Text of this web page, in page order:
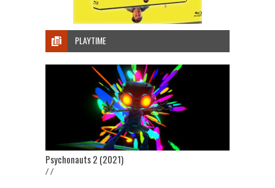
PLAYTIME
Psychonauts 2 (2021)
/ /